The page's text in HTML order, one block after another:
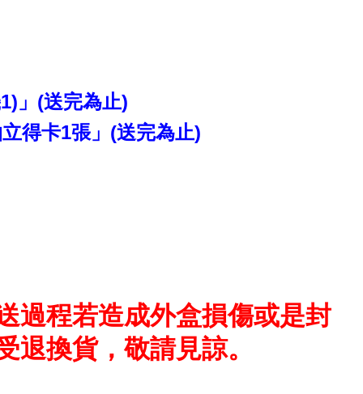
」(送完為止)
得卡1張」(送完為止)
過程若造成外盒損傷或是封
換貨，敬請見諒。